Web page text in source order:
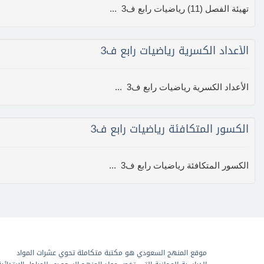
تهيئة الفصل (11) رياضيات رابع ف3 ...
الأعداد الكسرية رياضيات رابع ف3
الأعداد الكسرية رياضيات رابع ف3 ...
الكسور المتكافئة رياضيات رابع ف3
الكسور المتكافئة رياضيات رابع ف3 ...
موقع المنهج السعودي هو مكتبة متكاملة تحوي عشرات المواد